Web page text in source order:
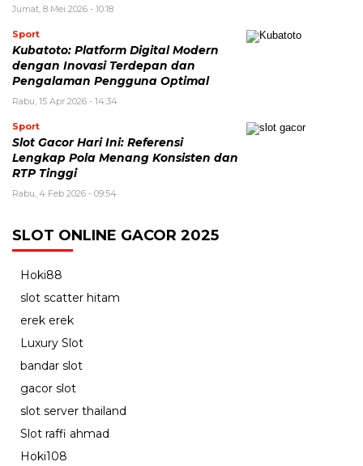
Jumat, 8 Mei 2026 - 10:18
Sport
Kubatoto: Platform Digital Modern
dengan Inovasi Terdepan dan
Pengalaman Pengguna Optimal
Rabu, 15 Apr 2026 - 14:34
Sport
Slot Gacor Hari Ini: Referensi
Lengkap Pola Menang Konsisten dan
RTP Tinggi
Rabu, 4 Feb 2026 - 09:54
SLOT ONLINE GACOR 2025
Hoki88
slot scatter hitam
erek erek
Luxury Slot
bandar slot
gacor slot
slot server thailand
Slot raffi ahmad
Hoki108